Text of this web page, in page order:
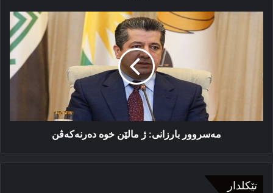
مەسروور
دەرنەكەڤن
مەسروور بارزانی: ژ مالێن خوە دەرنەكەڤن
تێکلدار